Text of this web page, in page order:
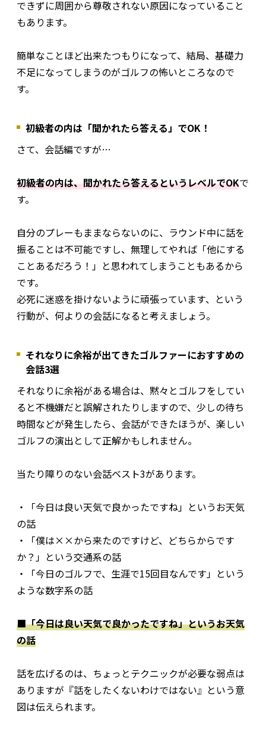
できずに周囲から尊敬されない原因になっていること
もあります。
簡単なことほど出来たつもりになって、結局、基礎力
不足になってしまうのがゴルフの怖いところなので
す。
初級者の内は「聞かれたら答える」でOK！
さて、会話編ですが…
初級者の内は、聞かれたら答えるというレベルでOKで
す。
自分のプレーもままならないのに、ラウンド中に話を
振ることは不可能ですし、無理してやれば「他にする
ことあるだろう！」と思われてしまうこともあるから
です。
必死に迷惑を掛けないように頑張っています、という
行動が、何よりの会話になると考えましょう。
それなりに余裕が出てきたゴルファーにおすすめの
会話3選
それなりに余裕がある場合は、黙々とゴルフをしてい
ると不機嫌だと誤解されたりしますので、少しの待ち
時間などが発生したら、会話ができたほうが、楽しい
ゴルフの演出として正解かもしれません。
当たり障りのない会話ベスト3があります。
・「今日は良い天気で良かったですね」というお天気
の話
・「僕は××から来たのですけど、どちらからです
か？」という交通系の話
・「今日のゴルフで、生涯で15回目なんです」という
ような数字系の話
■「今日は良い天気で良かったですね」というお天気
の話
話を広げるのは、ちょっとテクニックが必要な弱点は
ありますが『話をしたくないわけではない』という意
図は伝えられます。